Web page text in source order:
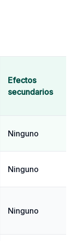
Efectos
secundarios
Ninguno
Ninguno
Ninguno